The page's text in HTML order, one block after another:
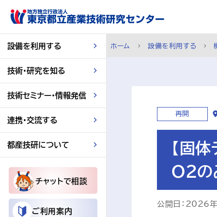
スキップして本文へ
設備を利用する
技術・研究を知る
技術セミナー・情報発信
連携・交流する
都産技研について
チャットで相談
ご利用案内
ホーム 設備を利用する
再開
【固
O2の
公開日：2026